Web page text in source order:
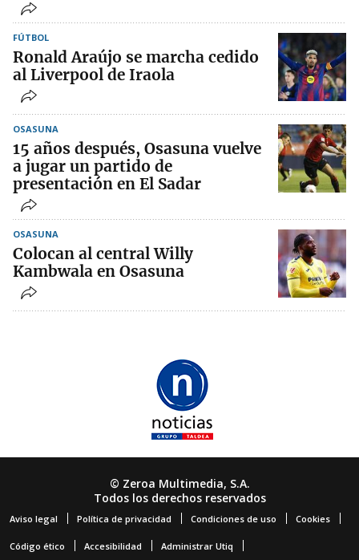
FÚTBOL
Ronald Araújo se marcha cedido
al Liverpool de Iraola
OSASUNA
15 años después, Osasuna vuelve
a jugar un partido de
presentación en El Sadar
OSASUNA
Colocan al central Willy
Kambwala en Osasuna
© Zeroa Multimedia, S.A.
Todos los derechos reservados
Aviso legal Política de privacidad Condiciones de uso Cookies
Código ético Accesibilidad Administrar Utiq